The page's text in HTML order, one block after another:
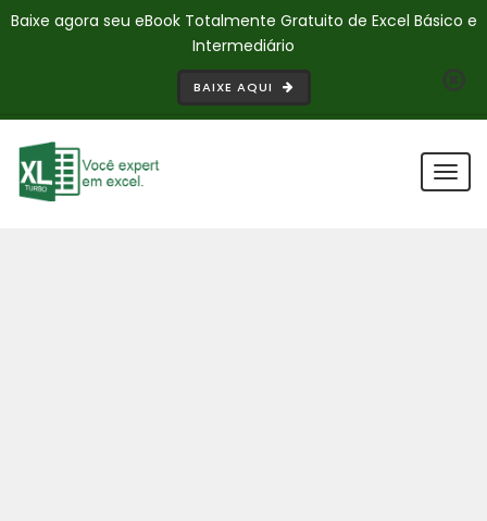
Baixe agora seu eBook Totalmente Gratuito de Excel Básico e
Intermediário
BAIXE AQUI